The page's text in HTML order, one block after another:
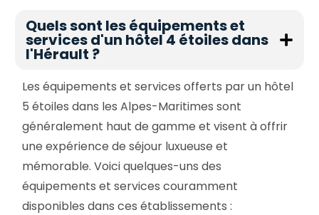
Quels sont les équipements et
services d'un hôtel 4 étoiles dans
l'Hérault ?
Les équipements et services offerts par un hôtel
5 étoiles dans les Alpes-Maritimes sont
généralement haut de gamme et visent à offrir
une expérience de séjour luxueuse et
mémorable. Voici quelques-uns des
équipements et services couramment
disponibles dans ces établissements :